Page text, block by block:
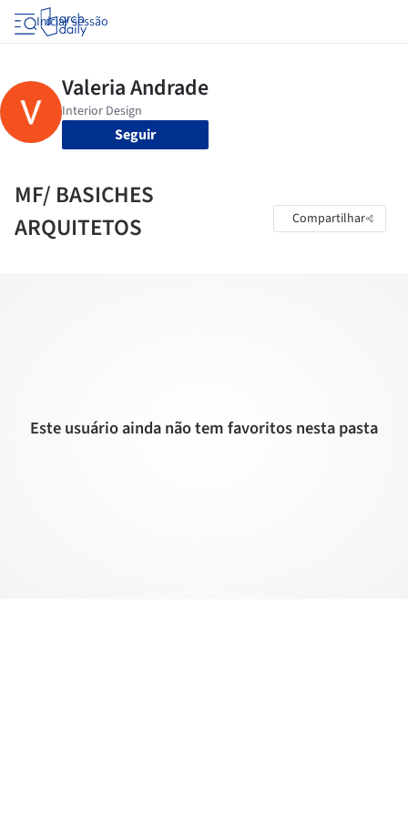
Iniciar sessão
Seguir
MF/ BASICHES
ARQUITETOS
Compartilhar
Este usuário ainda não tem favoritos nesta pasta